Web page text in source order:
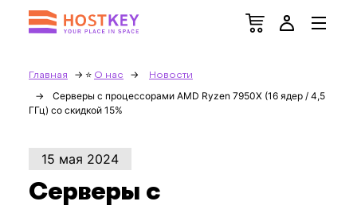
Главная О нас Новости
Серверы с процессорами AMD Ryzen 7950X (16 ядер / 4,5
ГГц) со скидкой 15%
15 мая 2024
Серверы с